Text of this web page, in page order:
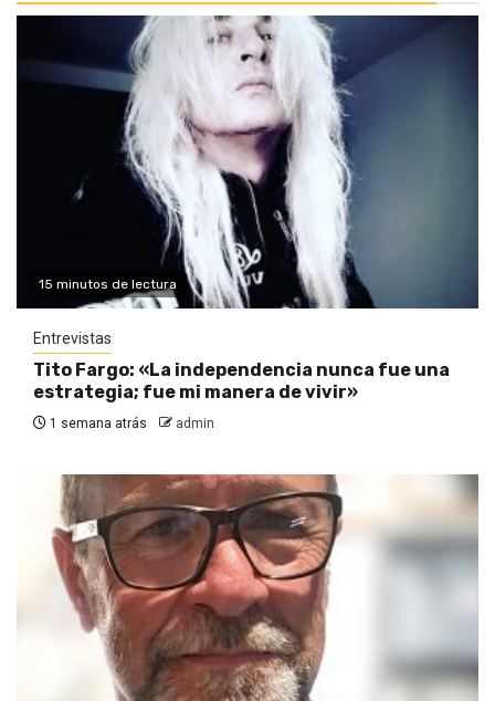
15 minutos de lectura
Entrevistas
Tito Fargo: «La independencia nunca fue una
estrategia; fue mi manera de vivir»
1 semana atrás admin